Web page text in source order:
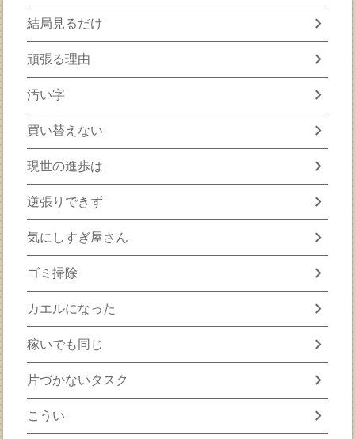
結局見るだけ chevron_right
頑張る理由 chevron_right
汚い字 chevron_right
買い替えない chevron_right
現世の進歩は chevron_right
逆張りできず chevron_right
気にしすぎ屋さん chevron_right
ゴミ掃除 chevron_right
カエルになった chevron_right
稼いでも同じ chevron_right
片づかないタスク chevron_right
こうい chevron_right